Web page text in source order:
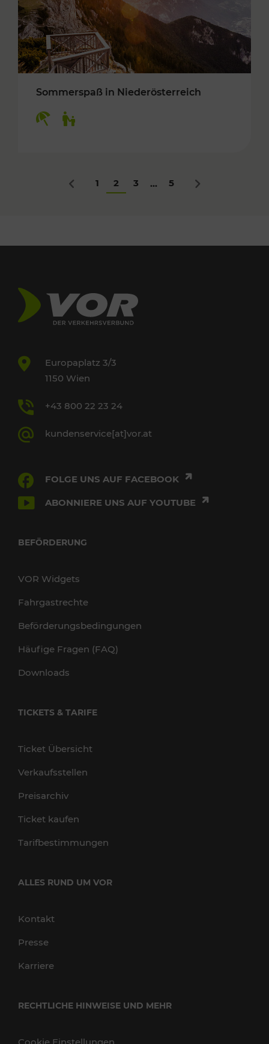
Sommerspaß in Niederösterreich
Zurück
1 2 3 ... 5 Nächstes
Europaplatz 3/3
1150 Wien
+43 800 22 23 24
kundenservice[at]vor.at
FOLGE UNS AUF FACEBOOK
ABONNIERE UNS AUF YOUTUBE
BEFÖRDERUNG
VOR Widgets
Fahrgastrechte
Beförderungsbedingungen
Häufige Fragen (FAQ)
Downloads
TICKETS & TARIFE
Ticket Übersicht
Verkaufsstellen
Preisarchiv
Ticket kaufen
Tarifbestimmungen
ALLES RUND UM VOR
Kontakt
Presse
Karriere
RECHTLICHE HINWEISE UND MEHR